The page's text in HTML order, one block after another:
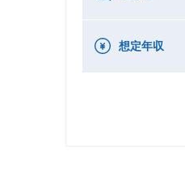
想定年収